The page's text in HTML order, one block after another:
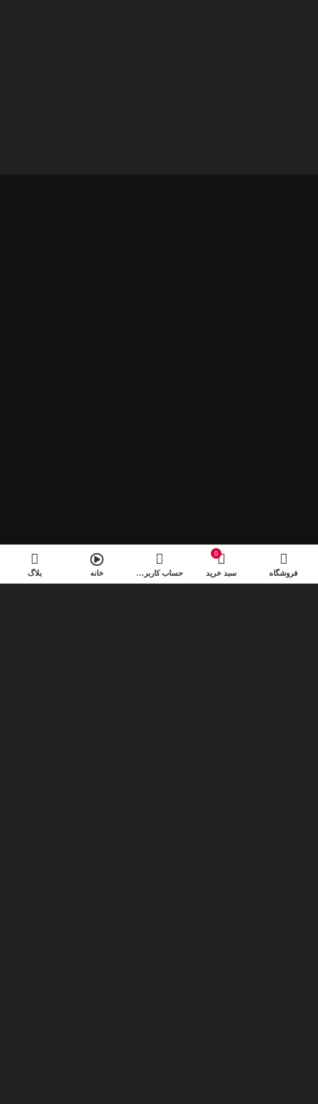
فروشگاه
0
سبد خرید حساب کاربری من خانه بلاگ